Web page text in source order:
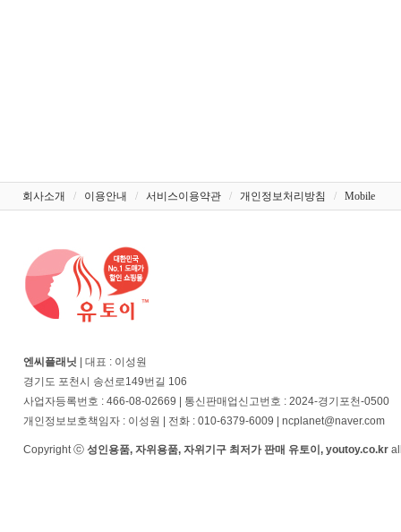
회사소개 / 이용안내 / 서비스이용약관 / 개인정보처리방침 / Mobile
엔씨플래닛 | 대표 : 이성원
경기도 포천시 송선로149번길 106
사업자등록번호 : 466-08-02669 | 통신판매업신고번호 : 2024-경기포천-0500
개인정보보호책임자 : 이성원 | 전화 : 010-6379-6009 | ncplanet@naver.com
Copyright ⓒ 성인용품, 자위용품, 자위기구 최저가 판매 유토이, youtoy.co.kr